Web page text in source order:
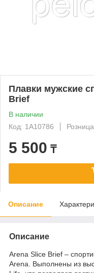
Плавки мужские
Brief
В наличии
Код: 1A10786
Розница
5 500 ₸
Описание
Описание
Arena Slice Brief –
Arena. Выполнены из